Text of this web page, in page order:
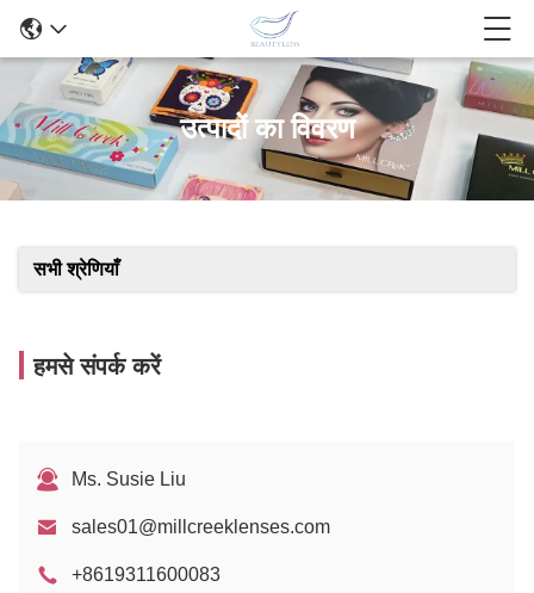
उत्पादों का विवरण
सभी श्रेणियाँ
हमसे संपर्क करें
Ms. Susie Liu
sales01@millcreeklenses.com
+8619311600083